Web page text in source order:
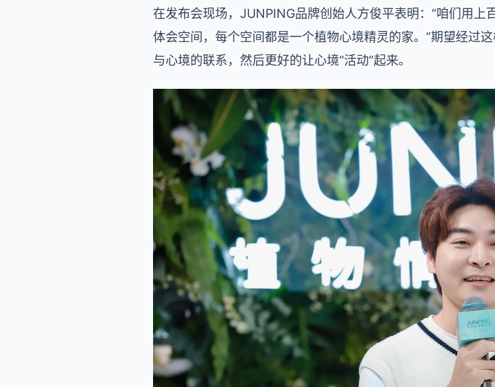
在发布会现场，JUNPING品牌创始人方俊平表明：“咱们用
体会空间，每个空间都是一个植物心境精灵的家。”期望经过
与心境的联系，然后更好的让心境“活动”起来。